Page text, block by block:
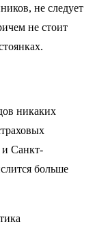
не следует
не стоит
никаких
и Санкт-
больше